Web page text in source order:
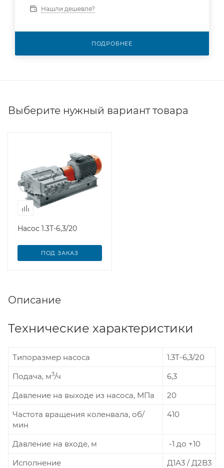
Нашли дешевле?
ПОДРОБНЕЕ
Выберите нужный вариант товара
Насос 1.3Т-6,3/20
ПОД ЗАКАЗ
Описание
Технические характеристики
Типоразмер насоса
1.3Т-6,3/20
Подача, м3/ч
6,3
Давление на выходе из насоса, МПа
20
Частота вращения коленвала, об/
мин
410
Давление на входе, м
-1 до +10
Исполнение
Д1А3 / Д2В3